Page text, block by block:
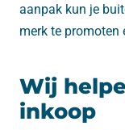
aanpak kun je
merk te promoten
Wij
inkoop